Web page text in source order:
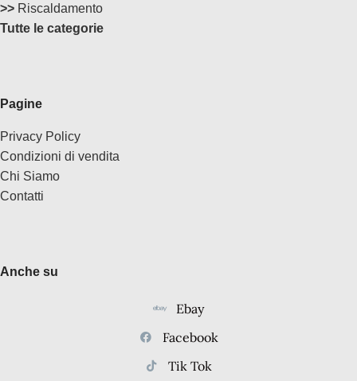
>> Riscaldamento
Tutte le categorie
Pagine
Privacy Policy
Condizioni di vendita
Chi Siamo
Contatti
Anche su
Ebay
Facebook
Tik Tok